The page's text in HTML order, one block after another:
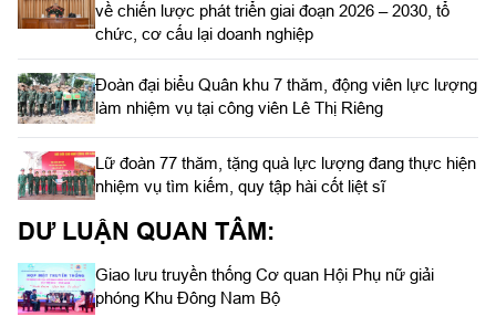
về chiến lược phát triển giai đoạn 2026 – 2030, tổ
chức, cơ cấu lại doanh nghiệp
Đoàn đại biểu Quân khu 7 thăm, động viên lực lượng
làm nhiệm vụ tại công viên Lê Thị Riêng
Lữ đoàn 77 thăm, tặng quà lực lượng đang thực hiện
nhiệm vụ tìm kiếm, quy tập hài cốt liệt sĩ
DƯ LUẬN QUAN TÂM:
Giao lưu truyền thống Cơ quan Hội Phụ nữ giải
phóng Khu Đông Nam Bộ